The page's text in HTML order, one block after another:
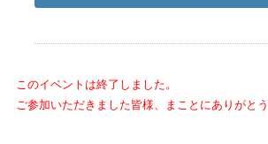
このイベントは終了しました。
ご参加いただきました皆様、まことにありがとう